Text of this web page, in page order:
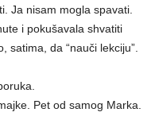
Ja nisam mogla spavati.
i pokušavala shvatiti
satima, da “nauči lekciju”.
Pet od samog Marka.